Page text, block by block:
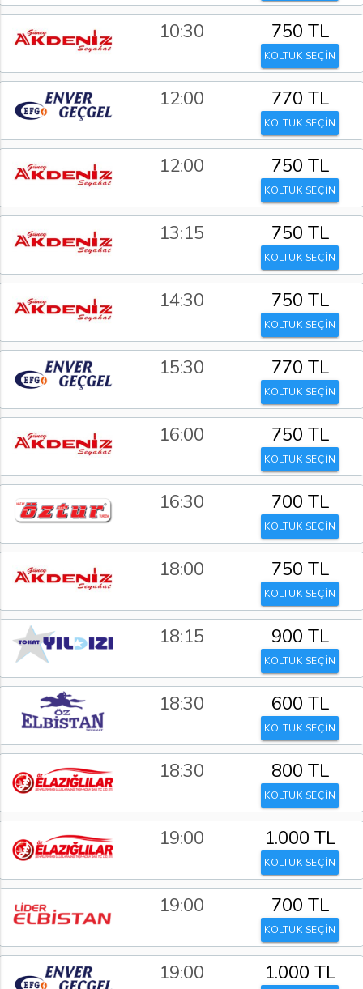
10:30 750 TL
KOLTUK SEÇİN
12:00 770 TL
KOLTUK SEÇİN
12:00 750 TL
KOLTUK SEÇİN
13:15 750 TL
KOLTUK SEÇİN
14:30 750 TL
KOLTUK SEÇİN
15:30 770 TL
KOLTUK SEÇİN
16:00 750 TL
KOLTUK SEÇİN
16:30 700 TL
KOLTUK SEÇİN
18:00 750 TL
KOLTUK SEÇİN
18:15 900 TL
KOLTUK SEÇİN
18:30 600 TL
KOLTUK SEÇİN
18:30 800 TL
KOLTUK SEÇİN
19:00 1.000 TL
KOLTUK SEÇİN
19:00 700 TL
KOLTUK SEÇİN
19:00 1.000 TL